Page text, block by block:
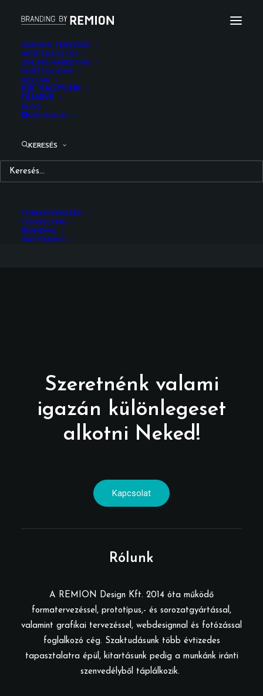
GRAFIKAI TERVEZÉS
WEBFEJLESZTÉS
ONLINE MARKETING
PORTFÓLIÓNK
RÓLUNK
KIK VAGYUNK
DÍJAINK
BLOG
KAPCSOLAT
KERESÉS
FORMATERVEZÉS
CONSULTING
BRANDING
WAYFINDING
Kezdőlap
Album Gallery 7
Szeretnénk valami
igazán különlegeset
alkotni Neked!
Kapcsolat
Rólunk
A REMION Design Kft. 2014 óta működő
formatervezéssel, prototípus,- és sorozatgyártással,
valamint grafikai tervezéssel, webdesignnal és fotózással
foglalkozó cég. Szaktudásunk több évtizedes
tapasztalatra épül, kitartásunk pedig a munkánk iránti
szenvedélyből táplálkozik.